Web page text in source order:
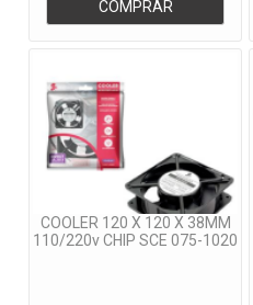
COMPRAR
COOLER 120 X 120 X 38MM
110/220v CHIP SCE 075-1020